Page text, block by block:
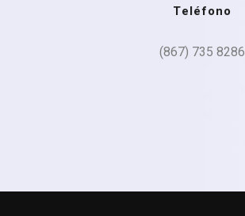
Teléfono
(867) 735 8286